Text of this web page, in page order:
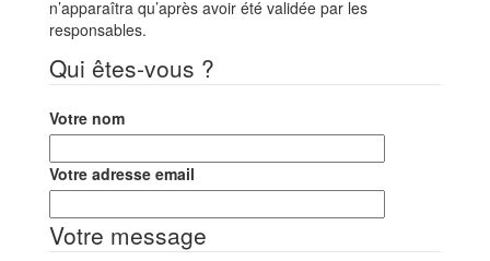
n’apparaîtra qu’après avoir été validée par les
responsables.
Qui êtes-vous ?
Votre nom
Votre adresse email
Votre message